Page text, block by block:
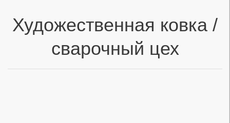
Художественная ковка /
сварочный цех